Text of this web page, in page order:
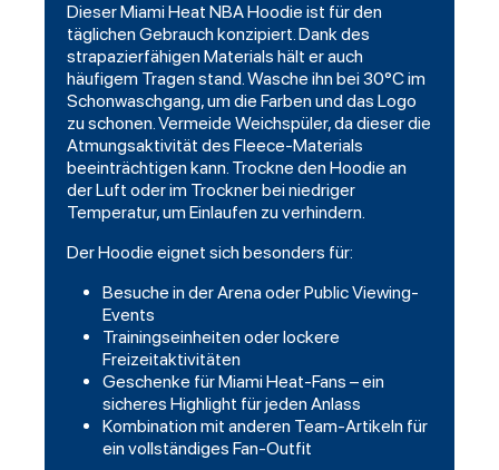
Dieser Miami Heat NBA Hoodie ist für den
täglichen Gebrauch konzipiert. Dank des
strapazierfähigen Materials hält er auch
häufigem Tragen stand. Wasche ihn bei 30°C im
Schonwaschgang, um die Farben und das Logo
zu schonen. Vermeide Weichspüler, da dieser die
Atmungsaktivität des Fleece-Materials
beeinträchtigen kann. Trockne den Hoodie an
der Luft oder im Trockner bei niedriger
Temperatur, um Einlaufen zu verhindern.
Der Hoodie eignet sich besonders für:
Besuche in der Arena oder Public Viewing-
Events
Trainingseinheiten oder lockere
Freizeitaktivitäten
Geschenke für Miami Heat-Fans – ein
sicheres Highlight für jeden Anlass
Kombination mit anderen Team-Artikeln für
ein vollständiges Fan-Outfit